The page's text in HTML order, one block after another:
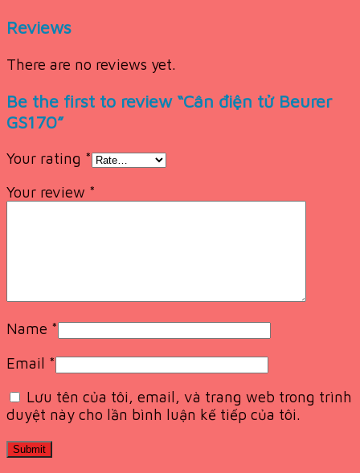
Reviews
There are no reviews yet.
Be the first to review “Cân điện tử Beurer
GS170”
Your rating *
Your review *
Name *
Email *
Lưu tên của tôi, email, và trang web trong trình
duyệt này cho lần bình luận kế tiếp của tôi.